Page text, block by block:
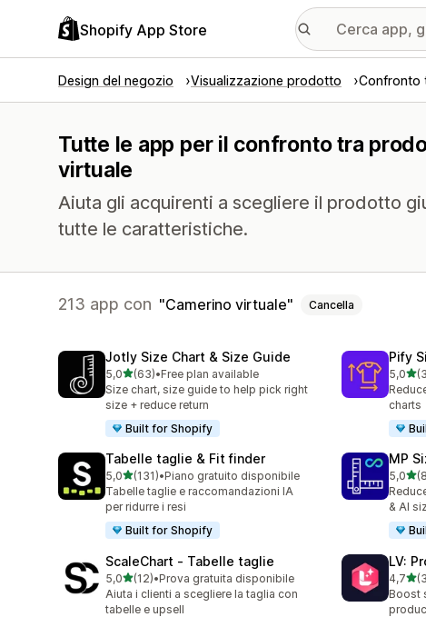
Shopify App Store
Design del negozio Visualizzazione prodotto Confronto
Tutte le app per il confronto tra
virtuale
Aiuta gli acquirenti a scegliere il prodotto
tutte le caratteristiche.
213 app con Camerino virtuale Cancella
Jotly Size Chart & Size Guide
5,0stelle su 5
(63)
63 recensioni totali
•Free plan available
Size chart, size guide to help pick right
size + reduce return
Built for Shopify
Pify
5,0
32
charts
Tabelle taglie & Fit finder
5,0stelle su 5
(131)
131 recensioni totali
•Piano gratuito disponibile
Tabelle taglie e raccomandazioni IA
per ridurre i resi
Built for Shopify
MP
5,0
818
& AI
ScaleChart ‑ Tabelle taglie
5,0stelle su 5
(12)
12 recensioni totali
•Prova gratuita disponibile
Aiuta i clienti a scegliere la taglia con
tabelle e upsell
LV:
4,7
35
Boost